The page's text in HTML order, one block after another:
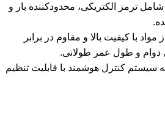
شامل ترمز الکتریکی، محدودکننده بار و
مواد با کیفیت بالا و مقاوم در برابر
و طول عمر طولانی.
سیستم کنترل هوشمند با قابلیت تنظیم